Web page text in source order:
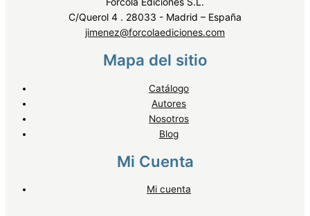
C/Querol 4 . 28033 - Madrid – España
jimenez@forcolaediciones.com
Mapa del sitio
Catálogo
Autores
Nosotros
Blog
Mi Cuenta
Mi cuenta